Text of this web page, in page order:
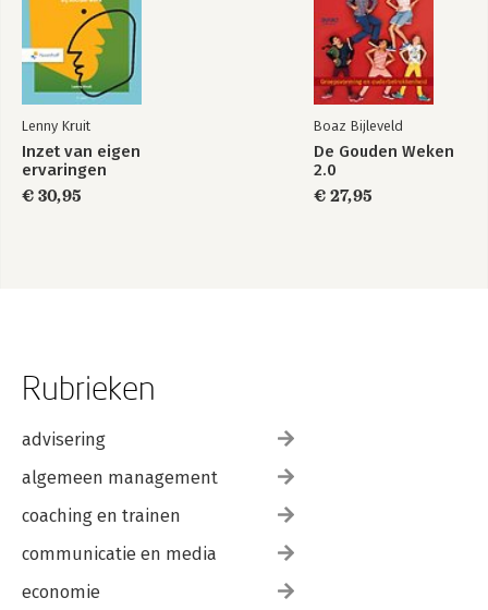
Lenny Kruit
Inzet van eigen
ervaringen
€ 30,95
Boaz Bijleveld
De Gouden Weken
2.0
€ 27,95
Rubrieken
advisering
algemeen management
coaching en trainen
communicatie en media
economie